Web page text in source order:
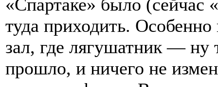
«Спартаке» было
туда приходить.
зал, где лягушатник — ну
прошло, и ничего не